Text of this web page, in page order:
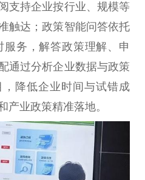
支持企业按行业、规模等
触达；政策智能问答依托
务，解答政策理解、申
通过分析企业数据与政策
降低企业时间与试错成
产业政策精准落地。